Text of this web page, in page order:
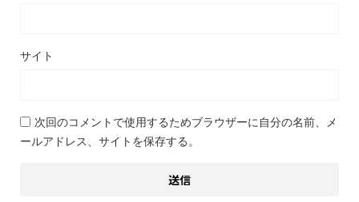
サイト
次回のコメントで使用するためブラウザーに自分の名前、メ
ールアドレス、サイトを保存する。